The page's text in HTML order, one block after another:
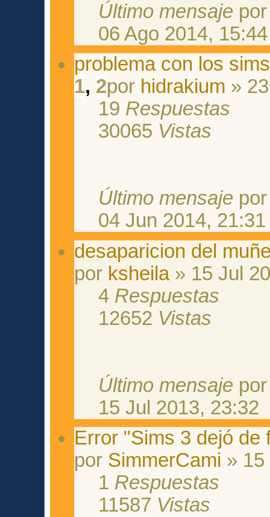
Último mensaje
06 Ago 2014, 15:44
problema con los
1, 2por hidrakium »
19 Respuestas
30065 Vistas
Último mensaje
04 Jun 2014, 21:31
desaparicion del
por ksheila» 15 Jul
4 Respuestas
12652 Vistas
Último mensaje
15 Jul 2013, 23:32
Error "Sims 3 dejó de
por SimmerCami » 15
1 Respuestas
11587 Vistas